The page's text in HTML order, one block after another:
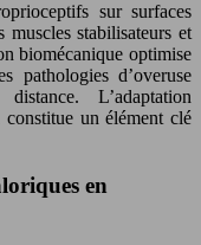
sur surfaces
muscles stabilisateurs et
biomécanique optimise
pathologies d’overuse
L’adaptation
un élément clé
en